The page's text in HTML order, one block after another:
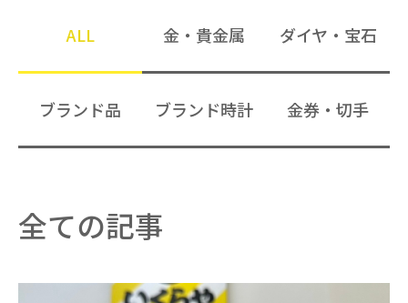
ALL 金・貴金属 ダイヤ・宝石
ブランド品 ブランド時計 金券・切手
全ての記事